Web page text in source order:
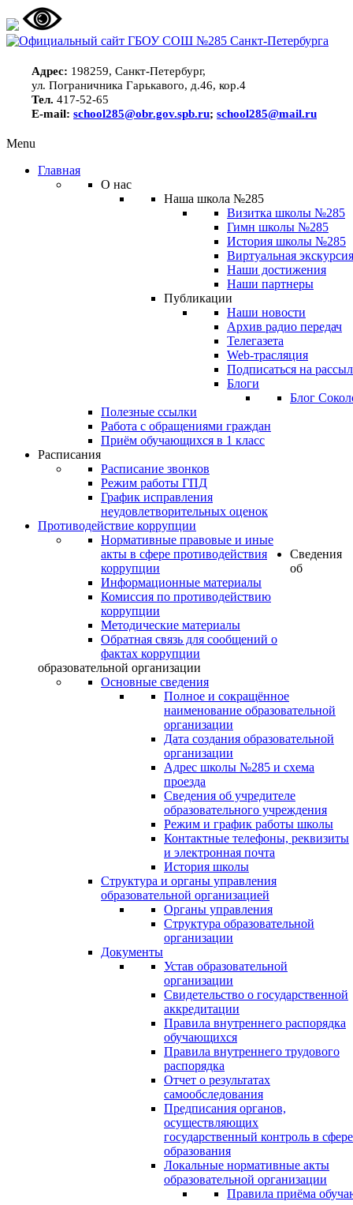
Адрес: 198259, Санкт-Петербург,
ул. Пограничника Гарькавого, д.46, кор.4
Тел. 417-52-65
E-mail: school285@obr.gov.spb.ru; school285@mail.ru
Menu
Главная
О нас
Наша школа №285
Визитка школы №285
Гимн школы №285
История школы №285
Виртуальная
Наши достижения
Наши партнеры
Публикации
Наши новости
Архив радио передач
Телегазета
Web-трасляция
Подписаться на
Блоги
Блог
Полезные ссылки
Работа с обращениями граждан
Приём обучающихся в 1 класс
Расписания
Расписание звонков
Режим работы ГПД
График исправления
неудовлетворительных оценок
Противодействие коррупции
Нормативные правовые и иные
акты в сфере противодействия
коррупции
Информационные материалы
Комиссия по противодействию
коррупции
Методические материалы
Обратная связь для сообщений о
фактах коррупции
Сведения
об
образовательной организации
Основные сведения
Полное и сокращённое
наименование образовательной
организации
Дата создания образовательной
организации
Адрес школы №285 и схема
проезда
Сведения об учредителе
образовательного учреждения
Режим и график работы школы
Контактные телефоны, реквизиты
и электронная почта
История школы
Структура и органы управления
образовательной организацией
Органы управления
Структура образовательной
организации
Документы
Устав образовательной
организации
Свидетельство о государственной
аккредитации
Правила внутреннего распорядка
обучающихся
Правила внутреннего трудового
распорядка
Отчет о результатах
самообследования
Предписания органов,
осуществляющих
государственный контроль в сфере
образования
Локальные нормативные акты
образовательной организации
Правила приёма